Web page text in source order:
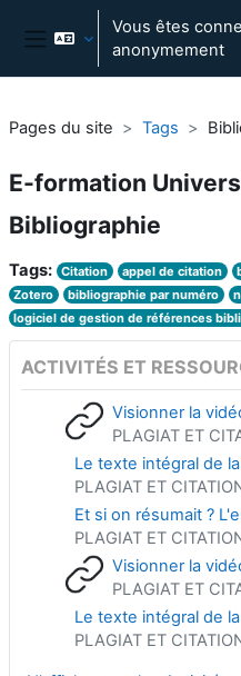
Passer au contenu principal
Panneau latéral
Vous êtes
anonymement
Pages du site Tags
E-formation
Bibliographie
Tags: Citation appel de citation
Zotero
bibliographie par numéro
logiciel de gestion de références
ACTIVITÉS ET
Visionner la
PLAGIAT ET
Le texte intégral de
PLAGIAT ET
Et si on résumait ?
PLAGIAT ET
Visionner la
PLAGIAT ET
Le texte intégral de
PLAGIAT ET